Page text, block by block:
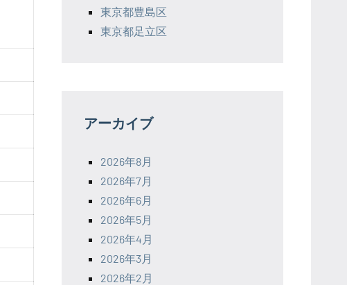
東京都豊島区
東京都足立区
アーカイブ
2026年8月
2026年7月
2026年6月
2026年5月
2026年4月
2026年3月
2026年2月